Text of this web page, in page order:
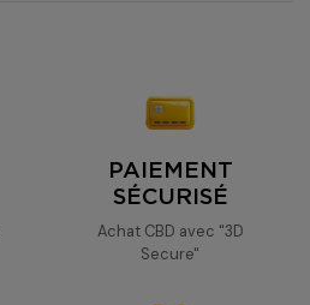
PAIEMENT
SÉCURISÉ
Achat CBD avec "3D
Secure"